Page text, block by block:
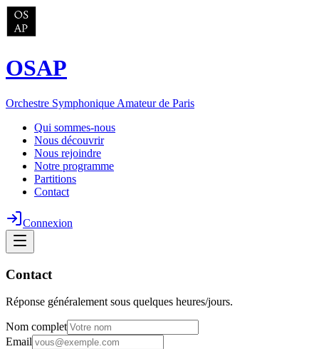
OSAP
Orchestre Symphonique Amateur de Paris
Qui sommes-nous
Nous découvrir
Nous rejoindre
Notre programme
Partitions
Contact
Connexion
Contact
Réponse généralement sous quelques heures/jours.
Nom complet
Email